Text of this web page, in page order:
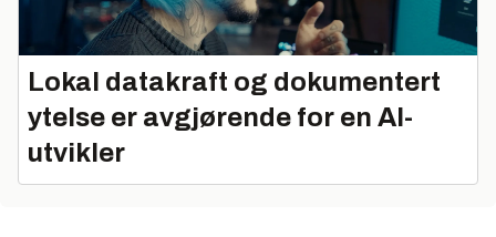
Lokal datakraft og dokumentert
ytelse er avgjørende for en AI-
utvikler